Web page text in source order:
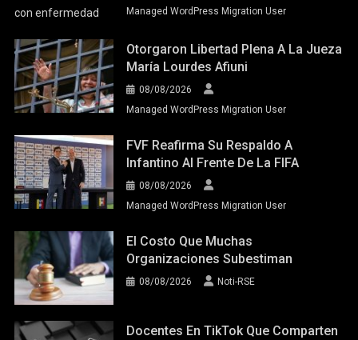
Managed WordPress Migration User
Otorgaron Libertad Plena A La Jueza
María Lourdes Afiuni
08/08/2026
Managed WordPress Migration User
FVF Reafirma Su Respaldo A
Infantino Al Frente De La FIFA
08/08/2026
Managed WordPress Migration User
El Costo Que Muchas
Organizaciones Subestiman
08/08/2026 Noti-RSE
Docentes En TikTok Que Comparten